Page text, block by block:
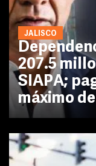
JALISCO
207.5
SIAPA;
máximo